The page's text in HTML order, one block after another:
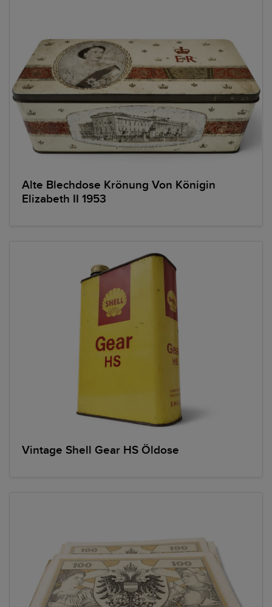
Alte Blechdose Krönung Von Königin
Elizabeth II 1953
Vintage Shell Gear HS Öldose